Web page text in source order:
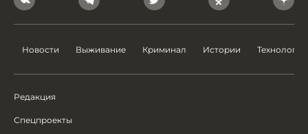
Новости Выживание Криминал Истории Технологии
Редакция
Спецпроекты